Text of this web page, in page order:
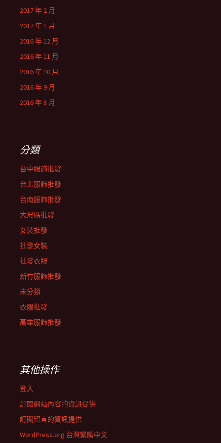
2017 年 2 月
2017 年 1 月
2016 年 12 月
2016 年 11 月
2016 年 10 月
2016 年 9 月
2016 年 8 月
分類
台中服飾批發
台北服飾批發
台南服飾批發
大尺碼批發
女裝批發
批發女裝
批發衣服
新竹服飾批發
未分類
衣服批發
高雄服飾批發
其他操作
登入
訂閱網站內容的資訊提供
訂閱留言的資訊提供
WordPress.org 台灣繁體中文